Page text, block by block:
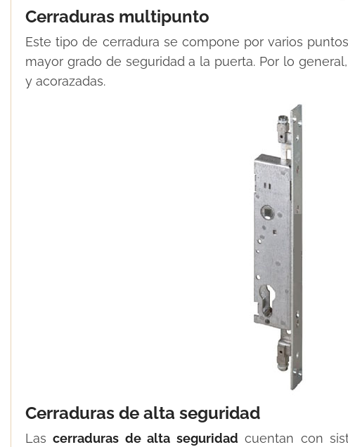
Cerraduras multipunto
Este tipo de cerradura se compone por varios
mayor grado de seguridad a la puerta. Por lo
y acorazadas.
Cerraduras de alta seguridad
Lascerraduras de alta seguridad cuentan con